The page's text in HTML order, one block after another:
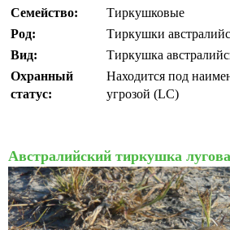
Семейство:
Тиркушковые
Род:
Тиркушки
Вид:
Тиркушка
Охранный
статус:
Находится под
угрозой (LC)
Австралийский тиркушка